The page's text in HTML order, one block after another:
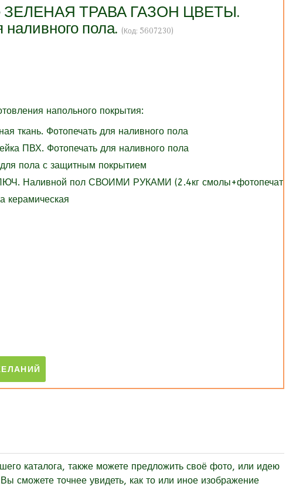
ЗЕЛЕНАЯ ТРАВА ГАЗОН ЦВЕТЫ.
пола. (Код: 5607230)
напольного покрытия:
ткань. Фотопечать для наливного пола
ПВХ. Фотопечать для наливного пола
пола с защитным покрытием
Наливной пол СВОИМИ РУКАМИ (2.4кг смолы+фотопечать)
керамическая
каталога, также можете предложить своё фото, или идею
сможете точнее увидеть, как то или иное изображение